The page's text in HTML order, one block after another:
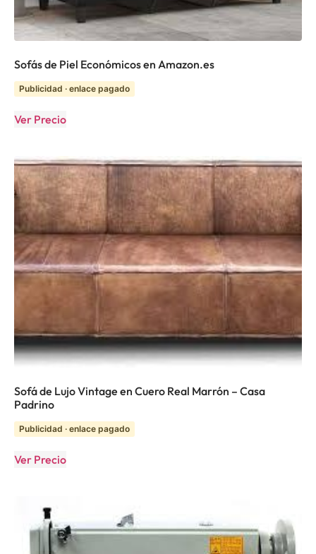
Sofás de Piel Económicos en Amazon.es
Publicidad · enlace pagado
Ver Precio
Sofá de Lujo Vintage en Cuero Real Marrón – Casa
Padrino
Publicidad · enlace pagado
Ver Precio